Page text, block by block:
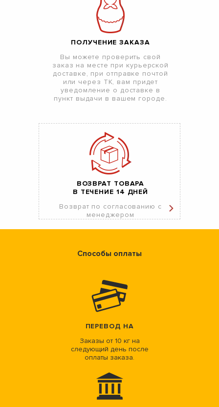
ПОЛУЧЕНИЕ ЗАКАЗА
Вы можете проверить свой
заказ на месте при курьерской
доставке, при отправке почтой
или через ТК, вам придет
уведомление о доставке в
пункт выдачи в вашем городе.
ВОЗВРАТ ТОВАРА
В ТЕЧЕНИЕ 14 ДНЕЙ
Возврат по согласованию с
менеджером
Способы оплаты
ПЕРЕВОД НА
Заказы от 10 кг на
следующий день после
оплаты заказа.